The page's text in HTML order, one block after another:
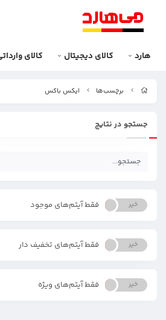
هارد کالای دیجیتال کالای
برچسب‌ها ایکس باکس
جستجو در نتایج
بله خیر فقط آیتم‌های موجود
بله خیر فقط آیتم‌های تخفیف دار
بله خیر فقط آیتم‌های ویژه